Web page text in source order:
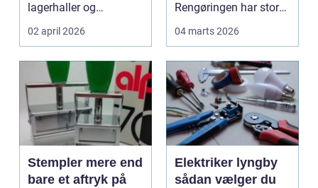
lagerhaller og
frokoststuer over hele
02 april 2026
Rengøringen har stor
betydning f...
04 marts 2026
Stempler mere end
bare et aftryk på
Elektriker lyngby
sådan vælger du